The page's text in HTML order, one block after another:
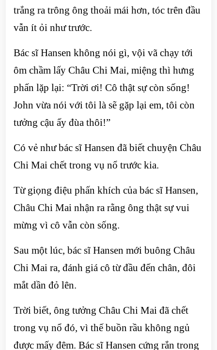
trắng ra trông ông thoải mái hơn, tóc trên đầu
vẫn ít ỏi như trước.
Bác sĩ Hansen không nói gì, vội vã chạy tới
ôm chầm lấy Châu Chi Mai, miệng thì hưng
phấn lặp lại: “Trời ơi! Cô thật sự còn sống!
John vừa nói với tôi là sẽ gặp lại em, tôi còn
tưởng cậu ấy đùa thôi!”
Có vẻ như bác sĩ Hansen đã biết chuyện Châu
Chi Mai chết trong vụ nổ trước kia.
Từ giọng điệu phấn khích của bác sĩ Hansen,
Châu Chi Mai nhận ra rằng ông thật sự vui
mừng vì cô vẫn còn sống.
Sau một lúc, bác sĩ Hansen mới buông Châu
Chi Mai ra, đánh giá cô từ đầu đến chân, đôi
mắt dần đỏ lên.
Trời biết, ông tưởng Châu Chi Mai đã chết
trong vụ nổ đó, vì thế buồn rầu không ngủ
được mấy đêm. Bác sĩ Hansen cứng rắn trong